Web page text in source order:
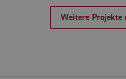
Weitere Projekte